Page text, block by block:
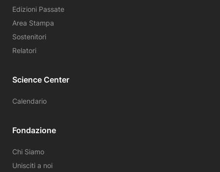
Edizioni Passate
Area Stampa
Sostenitori
Relatori
Science Center
Calendario
Fondazione
Chi Siamo
Unisciti a noi